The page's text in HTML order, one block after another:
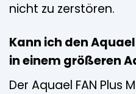
nicht zu zerstören.
Kann ich den
in einem größeren
Der Aquael FAN Plus